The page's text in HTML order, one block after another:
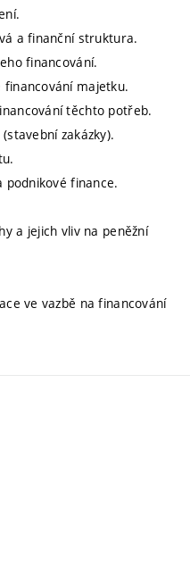
a finanční struktura.
financování.
financování majetku.
těchto potřeb.
zakázky).
podnikové finance.
a jejich vliv na peněžní
ve vazbě na financování